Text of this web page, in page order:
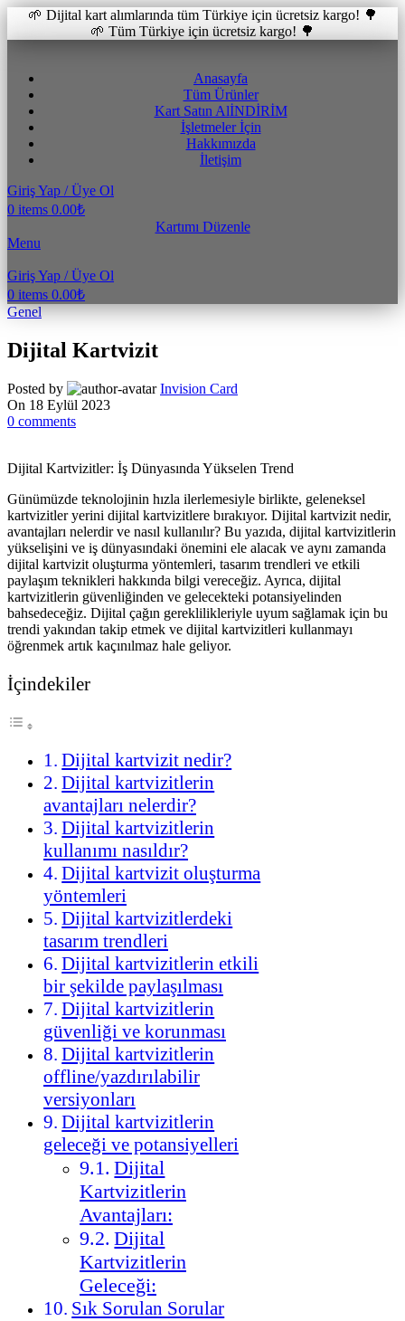
🌱 Dijital kart alımlarında tüm Türkiye için ücretsiz kargo! 🌳
🌱 Tüm Türkiye için ücretsiz kargo! 🌳
Anasayfa
Tüm Ürünler
Kart Satın AlİNDİRİM
İşletmeler İçin
Hakkımızda
İletişim
Giriş Yap / Üye Ol
0 items 0.00₺
Kartımı Düzenle
Menu
Giriş Yap / Üye Ol
0 items 0.00₺
Genel
Dijital Kartvizit
Posted by
Invision Card
On 18 Eylül 2023
0 comments
Dijital Kartvizitler: İş Dünyasında Yükselen Trend
Günümüzde teknolojinin hızla ilerlemesiyle birlikte, geleneksel
kartvizitler yerini dijital kartvizitlere bırakıyor. Dijital kartvizit nedir,
avantajları nelerdir ve nasıl kullanılır? Bu yazıda, dijital kartvizitlerin
yükselişini ve iş dünyasındaki önemini ele alacak ve aynı zamanda
dijital kartvizit oluşturma yöntemleri, tasarım trendleri ve etkili
paylaşım teknikleri hakkında bilgi vereceğiz. Ayrıca, dijital
kartvizitlerin güvenliğinden ve gelecekteki potansiyelinden
bahsedeceğiz. Dijital çağın gereklilikleriyle uyum sağlamak için bu
trendi yakından takip etmek ve dijital kartvizitleri kullanmayı
öğrenmek artık kaçınılmaz hale geliyor.
İçindekiler
Dijital kartvizit nedir?
Dijital kartvizitlerin
avantajları nelerdir?
Dijital kartvizitlerin
kullanımı nasıldır?
Dijital kartvizit oluşturma
yöntemleri
Dijital kartvizitlerdeki
tasarım trendleri
Dijital kartvizitlerin etkili
bir şekilde paylaşılması
Dijital kartvizitlerin
güvenliği ve korunması
Dijital kartvizitlerin
offline/yazdırılabilir
versiyonları
Dijital kartvizitlerin
geleceği ve potansiyelleri
Dijital
Kartvizitlerin
Avantajları:
Dijital
Kartvizitlerin
Geleceği:
Sık Sorulan Sorular